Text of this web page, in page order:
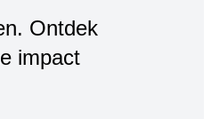
Ontdek
impact